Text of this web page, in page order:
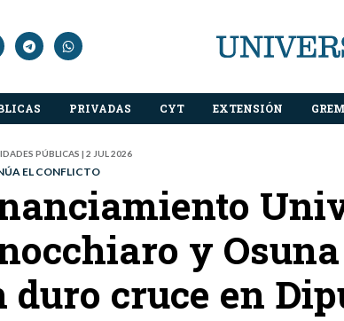
PRIVADAS CYT EXTENSIÓN
PÚBLICAS | 2 JUL 2026
EL CONFLICTO
y
duro cruce en